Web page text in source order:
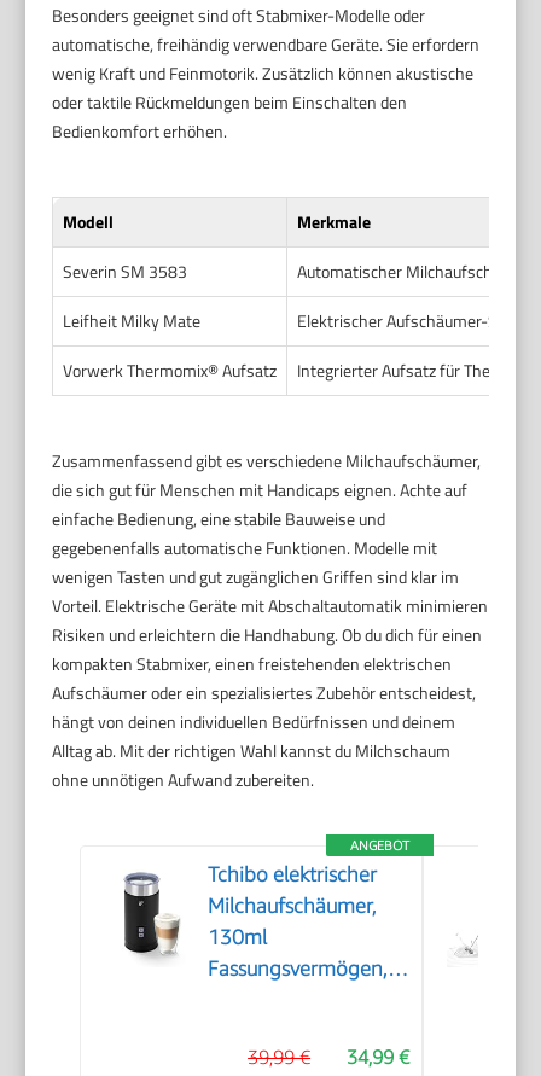
Besonders geeignet sind oft Stabmixer-Modelle oder
automatische, freihändig verwendbare Geräte. Sie erfordern
wenig Kraft und Feinmotorik. Zusätzlich können akustische
oder taktile Rückmeldungen beim Einschalten den
Bedienkomfort erhöhen.
Modell
Merkmale
Severin SM 3583
Automatischer
Leifheit Milky Mate
Elektrischer Aufschäumer-Stab
Vorwerk Thermomix® Aufsatz
Integrierter Aufsatz für
Zusammenfassend gibt es verschiedene Milchaufschäumer,
die sich gut für Menschen mit Handicaps eignen. Achte auf
einfache Bedienung, eine stabile Bauweise und
gegebenenfalls automatische Funktionen. Modelle mit
wenigen Tasten und gut zugänglichen Griffen sind klar im
Vorteil. Elektrische Geräte mit Abschaltautomatik minimieren
Risiken und erleichtern die Handhabung. Ob du dich für einen
kompakten Stabmixer, einen freistehenden elektrischen
Aufschäumer oder ein spezialisiertes Zubehör entscheidest,
hängt von deinen individuellen Bedürfnissen und deinem
Alltag ab. Mit der richtigen Wahl kannst du Milchschaum
ohne unnötigen Aufwand zubereiten.
ANGEBOT
Tchibo elektrischer
Milchaufschäumer,
130ml
Fassungsvermögen,
Antihaftbeschichtung,
34,99 €
39,99 €